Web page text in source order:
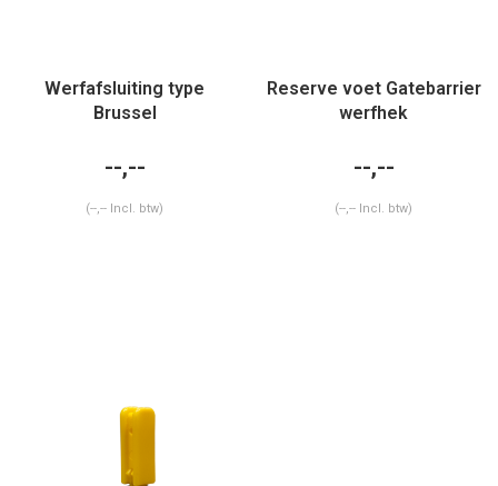
Werfafsluiting type
Brussel
--,--
(--,-- Incl. btw)
Reserve voet Gatebarrier
werfhek
--,--
(--,-- Incl. btw)